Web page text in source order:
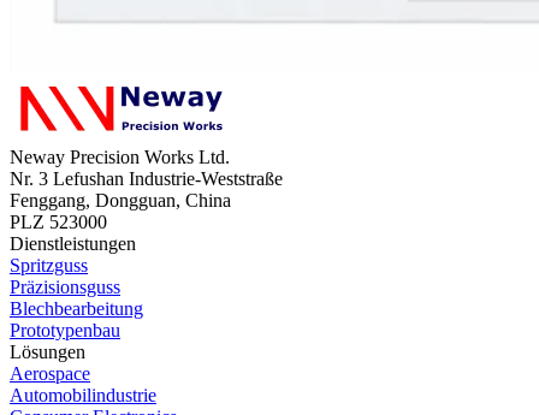
Neway Precision Works Ltd.
Nr. 3 Lefushan Industrie-Weststraße
Fenggang, Dongguan, China
PLZ 523000
Dienstleistungen
Spritzguss
Präzisionsguss
Blechbearbeitung
Prototypenbau
Lösungen
Aerospace
Automobilindustrie